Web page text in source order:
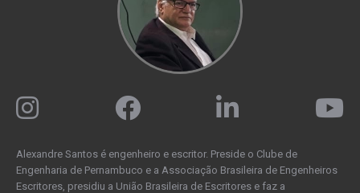
Alexandre Santos é engenheiro e escritor. Preside o Clube de
Engenharia de Pernambuco e a Associação Brasileira de Engenheiros
Escritores, presidiu a União Brasileira de Escritores e faz a